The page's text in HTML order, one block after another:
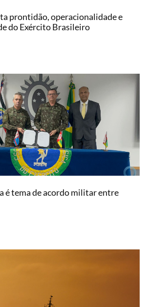
prontidão, operacionalidade e
do Exército Brasileiro
é tema de acordo militar entre